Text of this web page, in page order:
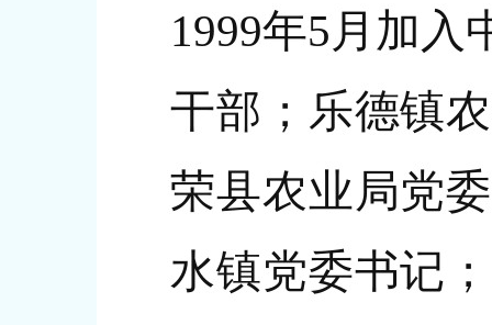
1999年5月加
干部；乐德镇
荣县农业局党
水镇党委书记